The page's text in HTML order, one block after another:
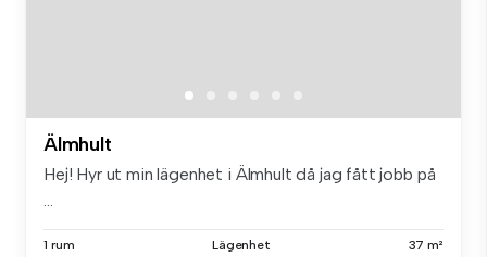
Älmhult
Hej! Hyr ut min lägenhet i Älmhult då jag fått jobb på
1 rum Lägenhet 37 m²